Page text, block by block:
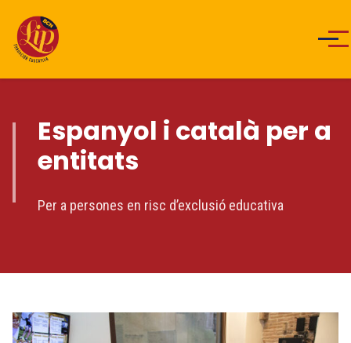
Espanyol i català per a
entitats
Per a persones en risc d’exclusió educativa